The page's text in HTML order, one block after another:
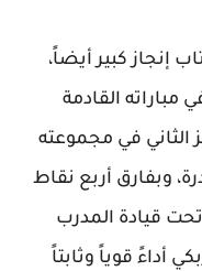
إنجاز كبير أيضاً،
مباراته القادمة
الثاني في مجموعته
وبفارق أربع نقاط
تحت قيادة المدرب
أداءً قوياً وثابتاً